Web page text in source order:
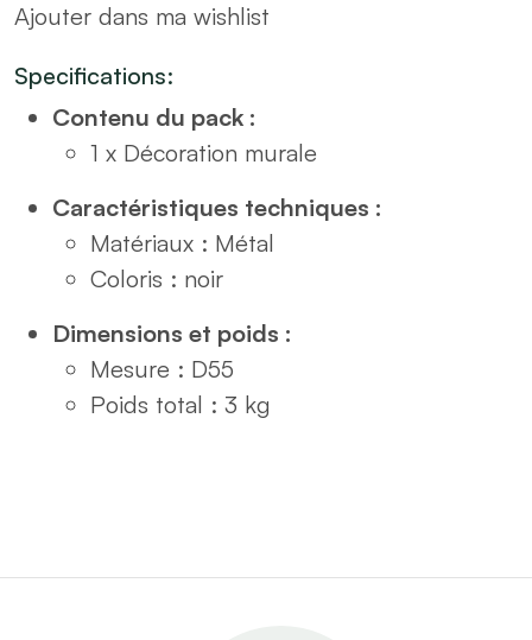
contour
quantity
Ajouter dans ma wishlist
Specifications:
Contenu du pack :
1 x Décoration murale
Caractéristiques techniques :
Matériaux : Métal
Coloris : noir
Dimensions et poids :
Mesure : D55
Poids total : 3 kg